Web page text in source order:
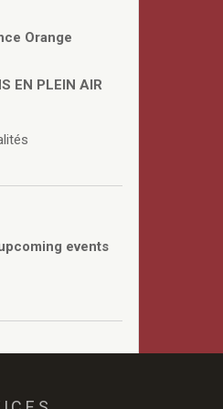
Orange
EN PLEIN AIR
events